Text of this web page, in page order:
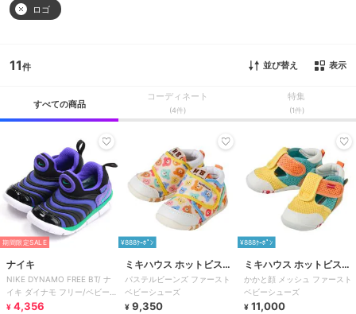
ロゴ
11 並び替え 表示
すべての商品
コーディネート
(4件)
特集
(1件)
期間限定SALE
ナイキ
NIKE DYNAMO FREE BT/ ナ
イキ ダイナモ フリー/ベビー/
スリッポン
¥ 4,356
¥888ｸｰﾎﾟﾝ
ミキハウス ホットビスケ
ッツ
パステルビーンズ ファースト
ベビーシューズ
¥ 9,350
¥888ｸｰﾎﾟﾝ
ミキハウス ホットビスケ
ッツ
かかと顔 メッシュ ファースト
ベビーシューズ
¥ 11,000